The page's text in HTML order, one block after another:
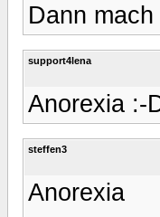
Dann
support4lena
Anorexia :-
steffen3
Anorexia